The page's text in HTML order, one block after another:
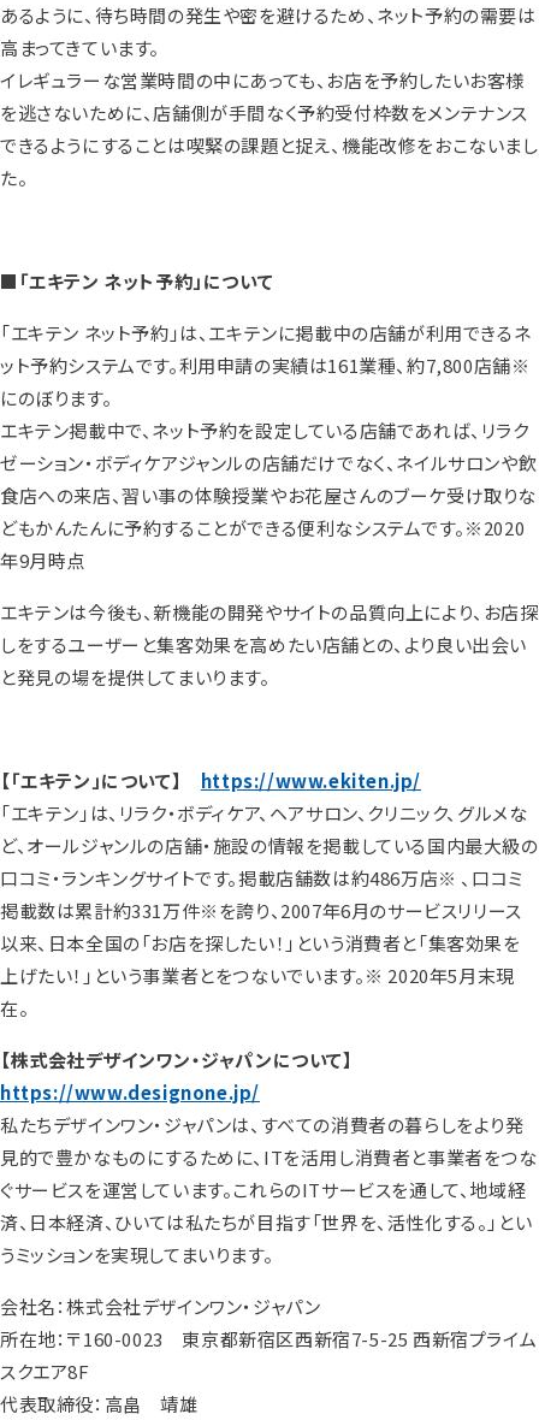
あるように、待ち時間の発生や密を避けるため、ネット予約の需要は
高まってきています。
イレギュラーな営業時間の中にあっても、お店を予約したいお客様
を逃さないために、店舗側が手間なく予約受付枠数をメンテナンス
できるようにすることは喫緊の課題と捉え、機能改修をおこないまし
た。
■「エキテン ネット予約」について
「エキテン ネット予約」は、エキテンに掲載中の店舗が利用できるネ
ット予約システムです。利用申請の実績は161業種、約7,800店舗※
にのぼります。
エキテン掲載中で、ネット予約を設定している店舗であれば、リラク
ゼーション・ボディケアジャンルの店舗だけでなく、ネイルサロンや飲
食店への来店、習い事の体験授業やお花屋さんのブーケ受け取りな
どもかんたんに予約することができる便利なシステムです。※2020
年9月時点
エキテンは今後も、新機能の開発やサイトの品質向上により、お店探
しをするユーザーと集客効果を高めたい店舗との、より良い出会い
と発見の場を提供してまいります。
【「エキテン」について】 https://www.ekiten.jp/
「エキテン」は、リラク・ボディケア、ヘアサロン、クリニック、グルメな
ど、オールジャンルの店舗・施設の情報を掲載している国内最大級の
口コミ・ランキングサイトです。掲載店舗数は約486万店※ 、口コミ
掲載数は累計約331万件※を誇り、2007年6月のサービスリリース
以来、日本全国の「お店を探したい！」という消費者と「集客効果を
上げたい！」という事業者とをつないでいます。※ 2020年5月末現
在。
【株式会社デザインワン・ジャパンについて】
https://www.designone.jp/
私たちデザインワン・ジャパンは、すべての消費者の暮らしをより発
見的で豊かなものにするために、ITを活用し消費者と事業者をつな
ぐサービスを運営しています。これらのITサービスを通して、地域経
済、日本経済、ひいては私たちが目指す「世界を、活性化する。」とい
うミッションを実現してまいります。
会社名：株式会社デザインワン・ジャパン
所在地：〒160-0023 東京都新宿区西新宿7-5-25 西新宿プライム
スクエア8F
代表取締役：高畠 靖雄